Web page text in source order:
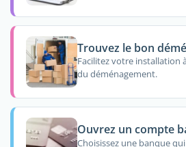
Trouvez le bon
Facilitez votre installation
du déménagement.
Ouvrez un compte
Choisissez une banque